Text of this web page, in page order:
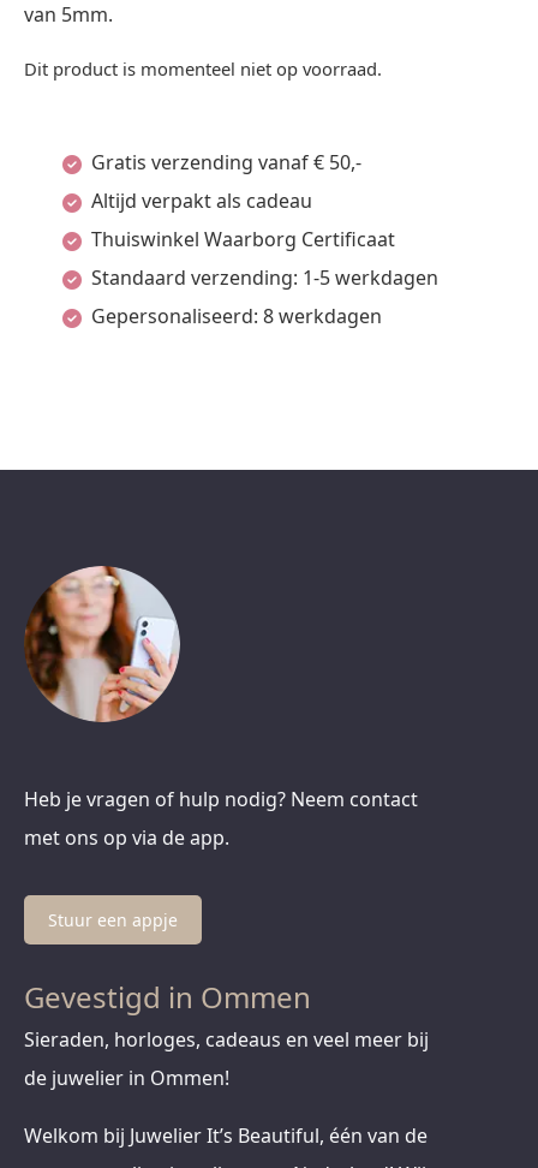
van 5mm.
Dit product is momenteel niet op voorraad.
Gratis verzending vanaf € 50,-
Altijd verpakt als cadeau
Thuiswinkel Waarborg Certificaat
Standaard verzending: 1-5 werkdagen
Gepersonaliseerd: 8 werkdagen
Heb je vragen of hulp nodig? Neem contact
met ons op via de app.
Stuur een appje
Gevestigd in Ommen
Sieraden, horloges, cadeaus en veel meer bij
de juwelier in Ommen!
Welkom bij Juwelier It’s Beautiful, één van de